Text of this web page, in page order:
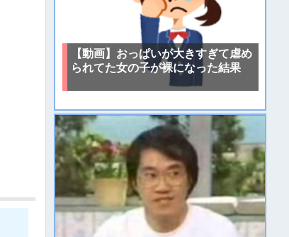
【動画】おっぱいが大きすぎて虐め
られてた女の子が裸になった結果